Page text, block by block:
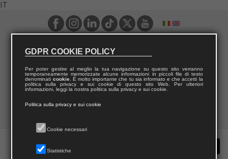
IT
GDPR COOKIE POLICY
Per poter gestire al meglio la tua navigazione su questo sito verranno
temporaneamente memorizzate alcune informazioni in piccoli file di testo
denominati cookie. È molto importante che tu sia informato e che accetti la
politica sulla privacy e sui cookie di questo sito Web. Per ulteriori
informazioni, leggi la nostra politica sulla privacy e sui cookie.
Politica sulla privacy e sui cookie
Cookie necessari
Statistiche